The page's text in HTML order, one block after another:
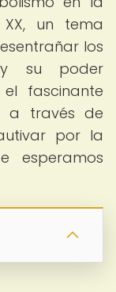
un tema
los
su poder
fascinante
a través de
por la
esperamos